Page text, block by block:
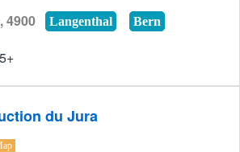
4900 Langenthal Bern
+41625301075
du Jura